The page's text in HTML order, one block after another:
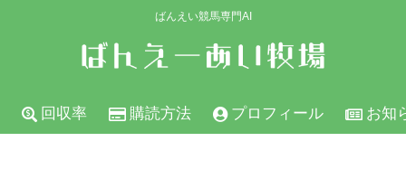
ばんえい競馬専門AI
回収率 購読方法 プロフィール お知